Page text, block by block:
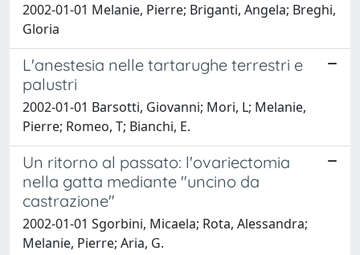
2002-01-01 Melanie, Pierre; Briganti, Angela; Breghi,
Gloria
L'anestesia nelle tartarughe terrestri e
palustri
2002-01-01 Barsotti, Giovanni; Mori, L; Melanie,
Pierre; Romeo, T; Bianchi, E.
Un ritorno al passato: l'ovariectomia
nella gatta mediante "uncino da
castrazione"
2002-01-01 Sgorbini, Micaela; Rota, Alessandra;
Melanie, Pierre; Aria, G.